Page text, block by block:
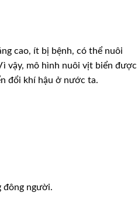
cao, ít bị bệnh, có thể nuôi
vậy, mô hình nuôi vịt biển được
đổi khí hậu ở nước ta.
đông người.